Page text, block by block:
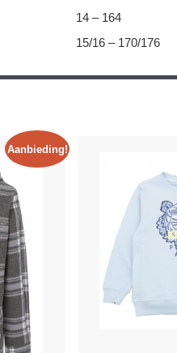
14 – 164
15/16 – 170/176
Aanbieding!